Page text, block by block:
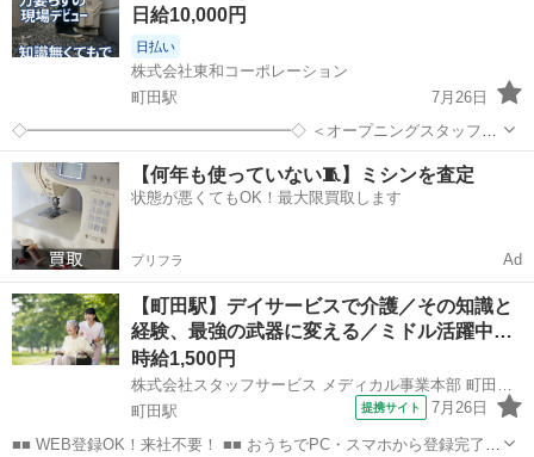
日給10,000円
日払い
株式会社東和コーポレーション
町田駅
7月26日
◇━━━━━━━━━━━━━━━━━◇ ＜オープニングスタッフ大
募集中！＞ ◆ 日払い・週払いOKで急な出費にも対応可能 ◆ 前日お昼
までの連絡でシフト変更OK ◆ 早く終わっても日給全額保証 ◆ 週1日
～OK！単...
東京 町田市 町田駅 スタッフ
【何年も使っていない🧵】ミシンを査定
状態が悪くてもOK！最大限買取します
プリフラ Ad
【町田駅】デイサービスで介護／その知識と
経験、最強の武器に変える／ミドル活躍中…
時給1,500円
株式会社スタッフサービス メディカル事業本部 町田介護オフィス
町田駅
提携サイト 7月26日
■■ WEB登録OK！来社不要！ ■■ おうちでPC・スマホから登録完了！